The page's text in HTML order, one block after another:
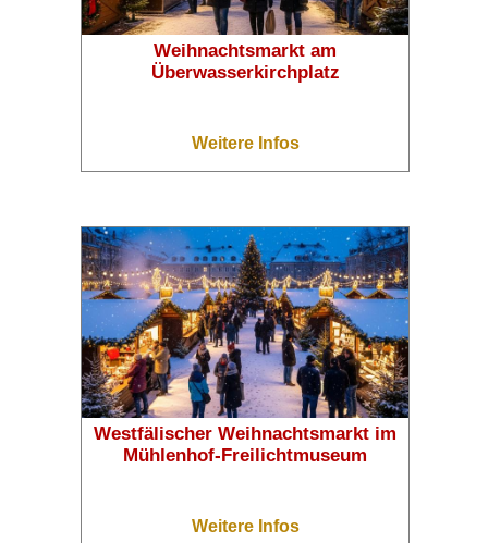
Weihnachtsmarkt am
Überwasserkirchplatz
Weitere Infos
Westfälischer Weihnachtsmarkt im
Mühlenhof-Freilichtmuseum
Weitere Infos